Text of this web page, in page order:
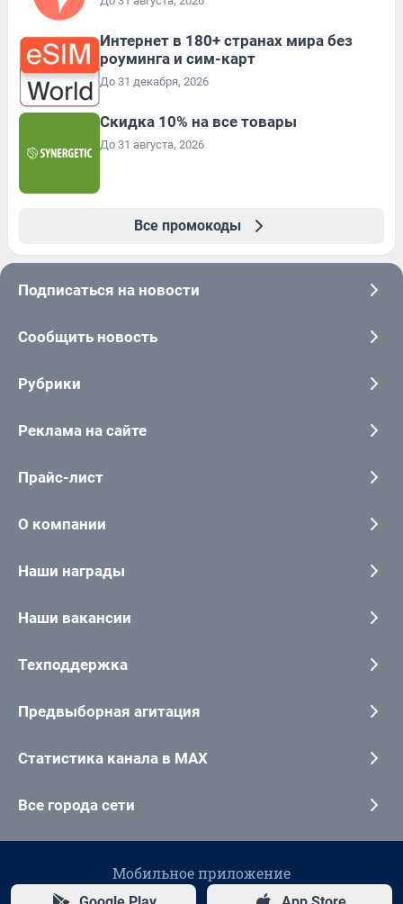
Интернет в 180+ странах мира без
роуминга и сим-карт
До 31 декабря, 2026
Скидка 10% на все товары
До 31 августа, 2026
Все промокоды
Подписаться на новости
Сообщить новость
Рубрики
Реклама на сайте
Прайс-лист
О компании
Наши награды
Наши вакансии
Техподдержка
Предвыборная агитация
Статистика канала в MAX
Все города сети
Мобильное приложение